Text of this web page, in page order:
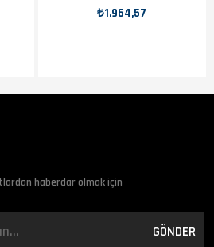
Turuncu
₺1.964,57
haberdar olmak için
GÖNDER